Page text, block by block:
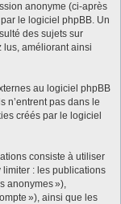
anonyme (ci-après
le logiciel phpBB. Un
des sujets sur
lus, améliorant ainsi
au logiciel phpBB
n’entrent pas dans le
créés par le logiciel
consiste à utiliser
limiter : les publications
anonymes »),
»), ainsi que les